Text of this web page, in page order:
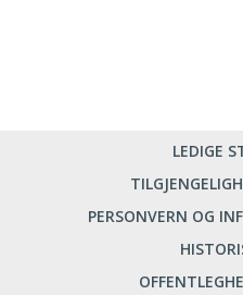
LEDIGE
PERSONVERN OG